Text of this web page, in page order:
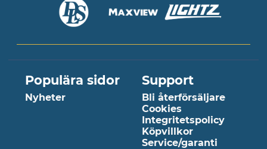
Populära sidor
Nyheter
Support
Bli återförsäljare
Cookies
Integritetspolicy
Köpvillkor
Service/garanti